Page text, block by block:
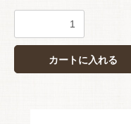
カートに入れる